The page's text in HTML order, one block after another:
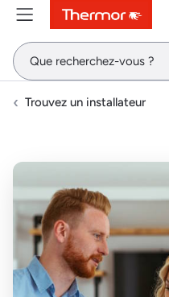
ContenuMenuRecherche
Trouvez un installateur